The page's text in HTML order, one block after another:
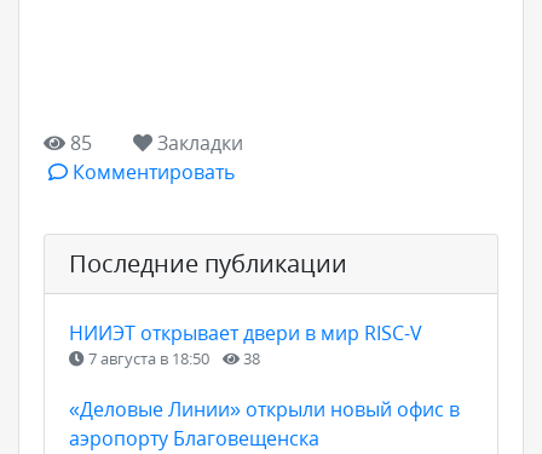
85
Закладки
Комментировать
Последние публикации
НИИЭТ открывает двери в мир RISC-V
7 августа в 18:50 38
«Деловые Линии» открыли новый офис в
аэропорту Благовещенска